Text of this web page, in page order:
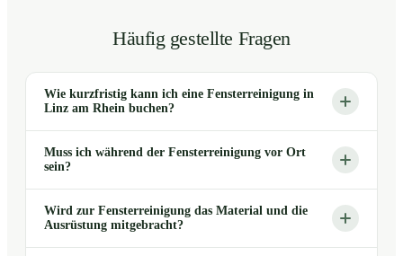
Häufig gestellte Fragen
Wie kurzfristig kann ich eine Fensterreinigung in
Linz am Rhein buchen?
Muss ich während der Fensterreinigung vor Ort
sein?
Wird zur Fensterreinigung das Material und die
Ausrüstung mitgebracht?